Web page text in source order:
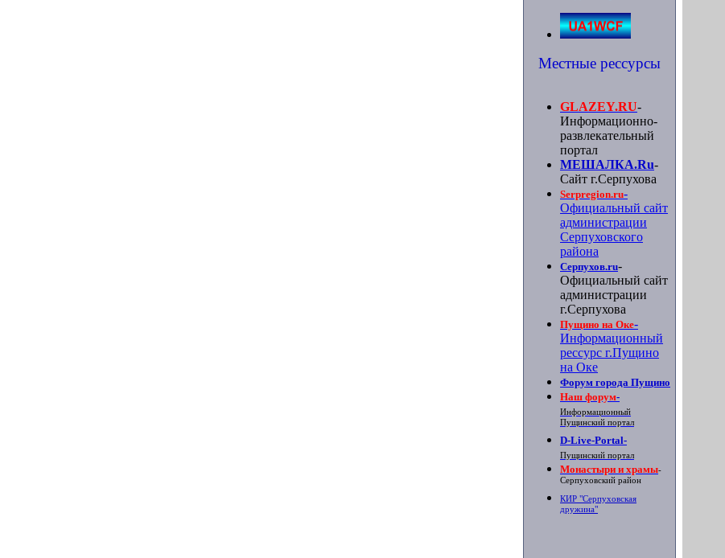
Местные рессурсы
GLAZEY.RU-
Информационно-
развлекательный
портал
МЕШАЛКА.Ru-
Сайт г.Серпухова
Serpregion.ru-
Официальный сайт
администрации
Серпуховского
района
Серпухов.ru-
Официальный сайт
администрации
г.Серпухова
Пущино на Оке-
Информационный
рессурс г.Пущино
на Оке
Форум города Пущино
Наш форум-
Информационный
Пущинский портал
D-Live-Portal-
Пущинский портал
Монастыри и храмы-
Серпуховский район
КИР "Серпуховская
дружина"